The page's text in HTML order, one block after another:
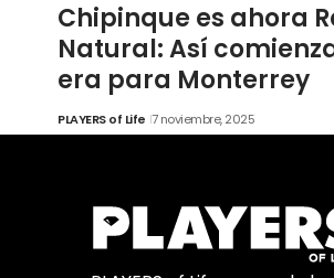
Chipinque es ahora
Natural: Así
era para Monterrey
PLAYERS of Life 7 noviembre, 2025